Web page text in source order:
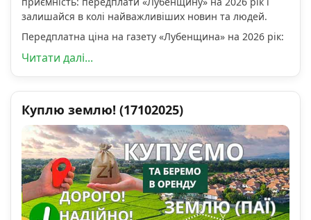
залишайся в колі найважливіших новин та людей.
Передплатна ціна на газету «Лубенщина» на 2026 рік:
Читати далі...
Куплю землю! (17102025)